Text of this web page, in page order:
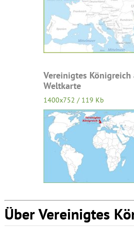
Vereinigtes Königreich
Weltkarte
1400x752 / 119 Kb
Über Vereinigtes